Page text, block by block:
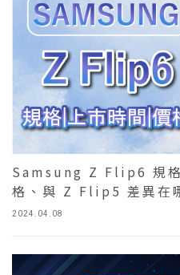
2024.04.08
Samsung Z Flip6 規格
格、與 Z Flip5 差異在